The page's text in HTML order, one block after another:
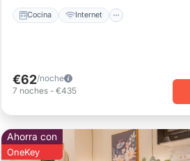
Cocina Internet
€62/noche
7 noches - €435
Ahorra con
OneKey